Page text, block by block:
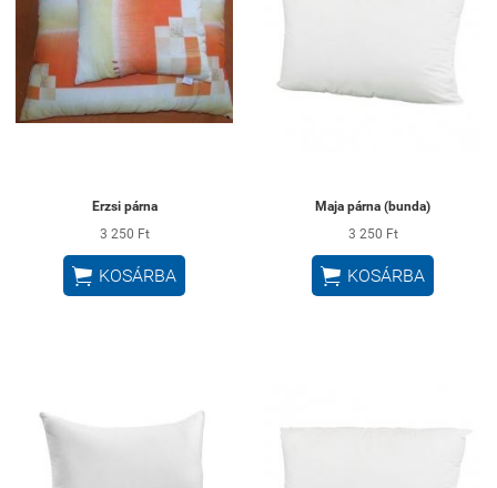
Erzsi párna
3 250 Ft
 KOSÁRBA
Maja párna (bunda)
3 250 Ft
 KOSÁRBA